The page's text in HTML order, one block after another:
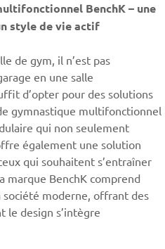
BenchK – une
style de vie actif
de gym, il n’est pas
en une salle
d’opter pour des solutions
gymnastique multifonctionnel
qui non seulement
également une solution
qui souhaitent s’entraîner
marque BenchK comprend
moderne, offrant des
le design s’intègre